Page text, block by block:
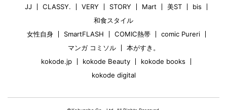
JJ CLASSY. VERY STORY Mart 美ST
bis
和食スタイル
女性自身
SmartFLASH COMIC熱帯
comic Pureri
マンガ コミソル
本がすき。
kokode.jp
kokode Beauty
kokode books
kokode digital